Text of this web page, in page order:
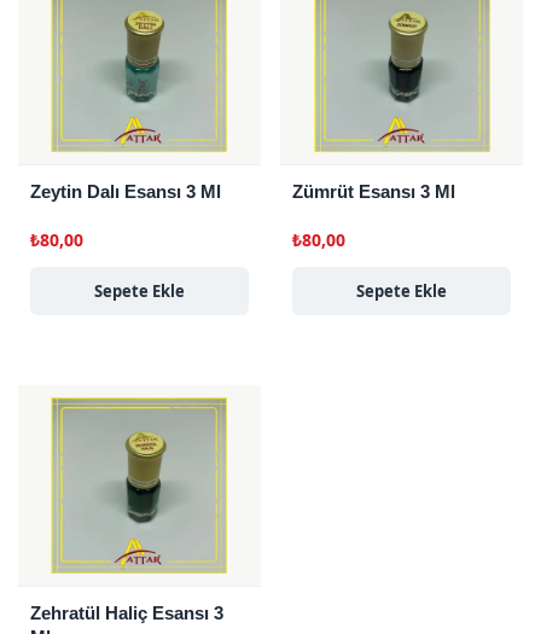
Zeytin Dalı Esansı 3 Ml
₺80,00
Sepete Ekle
Zümrüt Esansı 3 Ml
₺80,00
Sepete Ekle
Zehratül Haliç Esansı 3